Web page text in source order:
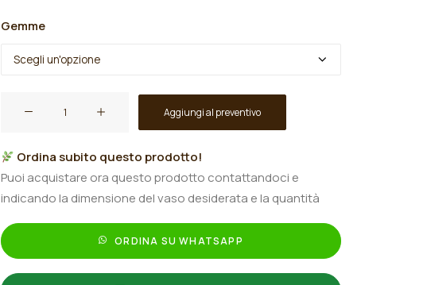
Gemme
quantità
Aggiungi al preventivo
Ordina subito questo prodotto!
Puoi acquistare ora questo prodotto contattandoci e
indicando la dimensione del vaso desiderata e la quantità
ORDINA SU WHATSAPP